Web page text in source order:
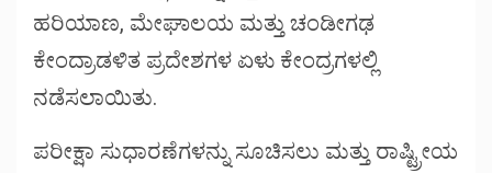
ಹರಿಯಾಣ, ಮೇಘಾಲಯ ಮತ್ತು ಚಂಡೀಗಢ
ಕೇಂದ್ರಾಡಳಿತ ಪ್ರದೇಶಗಳ ಏಳು ಕೇಂದ್ರಗಳಲ್ಲಿ
ನಡೆಸಲಾಯಿತು.
ಪರೀಕ್ಷಾ ಸುಧಾರಣೆಗಳನ್ನು ಸೂಚಿಸಲು ಮತ್ತು ರಾಷ್ಟ್ರೀಯ